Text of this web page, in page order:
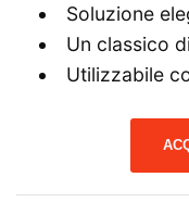
Soluzione
Un classico
Utilizzabile